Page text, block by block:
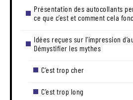
Présentation des autocollants
ce que c’est et comment cela
Idées reçues sur l’impression
Démystifier les mythes
C’est trop cher
C’est trop long